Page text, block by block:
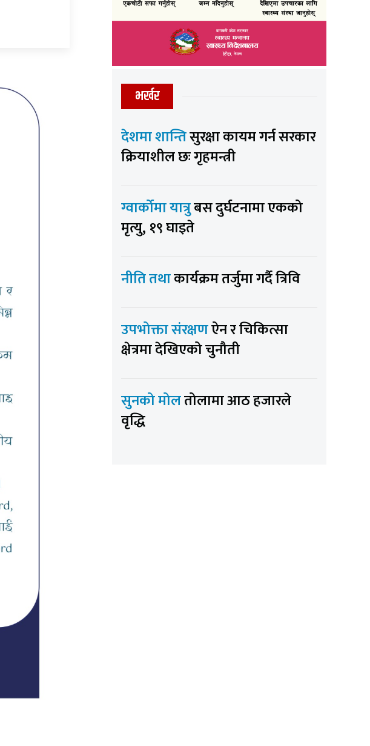
भर्खर
देशमा शान्तिसुरक्षा कायम गर्न सरकार
क्रियाशील छः गृहमन्त्री
ग्वार्कोमा यात्रुबस दुर्घटनामा एकको
मृत्यु, १९ घाइते
नीति तथाकार्यक्रम तर्जुमा गर्दै त्रिवि
उपभोक्ता संरक्षणऐन र चिकित्सा
क्षेत्रमा देखिएको चुनौती
सुनको मोलतोलामा आठ हजारले
वृद्धि